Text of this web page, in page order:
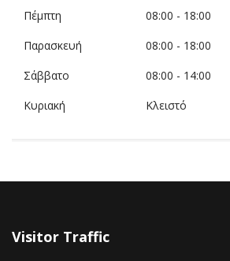
Πέμπτη
08:00 - 18:00
Παρασκευή
08:00 - 18:00
Σάββατο
08:00 - 14:00
Κυριακή
Κλειστό
Visitor Traffic